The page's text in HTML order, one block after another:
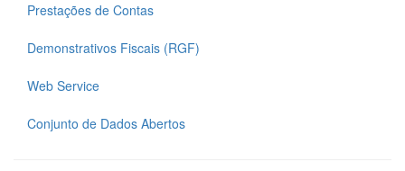
Prestações de Contas
Demonstrativos Fiscais (RGF)
Web Service
Conjunto de Dados Abertos